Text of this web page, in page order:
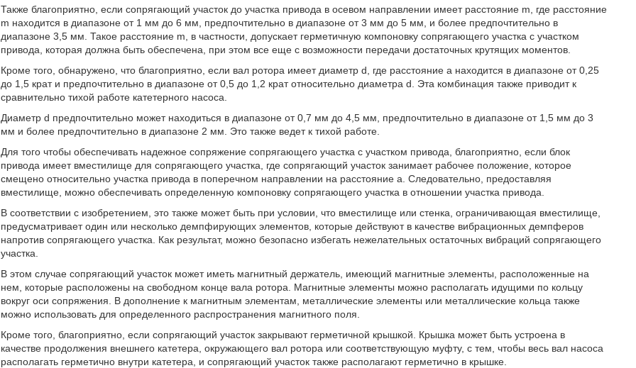
Также благоприятно, если сопрягающий участок до участка привода в осевом направлении имеет расстояние m, где расстояние
m находится в диапазоне от 1 мм до 6 мм, предпочтительно в диапазоне от 3 мм до 5 мм, и более предпочтительно в
диапазоне 3,5 мм. Такое расстояние m, в частности, допускает герметичную компоновку сопрягающего участка с участком
привода, которая должна быть обеспечена, при этом все еще с возможности передачи достаточных крутящих моментов.
Кроме того, обнаружено, что благоприятно, если вал ротора имеет диаметр d, где расстояние a находится в диапазоне от 0,25
до 1,5 крат и предпочтительно в диапазоне от 0,5 до 1,2 крат относительно диаметра d. Эта комбинация также приводит к
сравнительно тихой работе катетерного насоса.
Диаметр d предпочтительно может находиться в диапазоне от 0,7 мм до 4,5 мм, предпочтительно в диапазоне от 1,5 мм до 3
мм и более предпочтительно в диапазоне 2 мм. Это также ведет к тихой работе.
Для того чтобы обеспечивать надежное сопряжение сопрягающего участка с участком привода, благоприятно, если блок
привода имеет вместилище для сопрягающего участка, где сопрягающий участок занимает рабочее положение, которое
смещено относительно участка привода в поперечном направлении на расстояние a. Следовательно, предоставляя
вместилище, можно обеспечивать определенную компоновку сопрягающего участка в отношении участка привода.
В соответствии с изобретением, это также может быть при условии, что вместилище или стенка, ограничивающая вместилище,
предусматривает один или несколько демпфирующих элементов, которые действуют в качестве вибрационных демпферов
напротив сопрягающего участка. Как результат, можно безопасно избегать нежелательных остаточных вибраций сопрягающего
участка.
В этом случае сопрягающий участок может иметь магнитный держатель, имеющий магнитные элементы, расположенные на
нем, которые расположены на свободном конце вала ротора. Магнитные элементы можно располагать идущими по кольцу
вокруг оси сопряжения. В дополнение к магнитным элементам, металлические элементы или металлические кольца также
можно использовать для определенного распространения магнитного поля.
Кроме того, благоприятно, если сопрягающий участок закрывают герметичной крышкой. Крышка может быть устроена в
качестве продолжения внешнего катетера, окружающего вал ротора или соответствующую муфту, с тем, чтобы весь вал насоса
располагать герметично внутри катетера, и сопрягающий участок также располагают герметично в крышке.